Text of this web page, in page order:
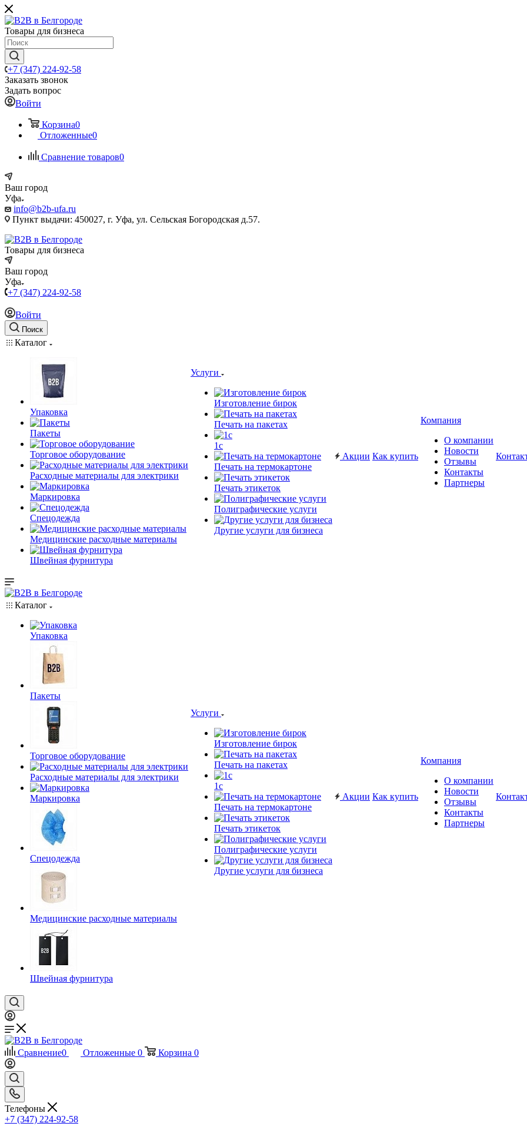
Товары для бизнеса
+7 (347) 224-92-58
Заказать звонок
Задать вопрос
Войти
Корзина0
Отложенные0
Сравнение товаров0
Ваш город
Уфа
info@b2b-ufa.ru
Пункт выдачи: 450027, г. Уфа, ул. Сельская Богородская д.57.
Товары для бизнеса
Ваш город
Уфа
+7 (347) 224-92-58
Войти
Поиск
Каталог
Упаковка
Пакеты
Торговое оборудование
Расходные материалы для электрики
Маркировка
Спецодежда
Медицинские расходные материалы
Швейная фурнитура
Услуги
Изготовление бирок
Печать на пакетах
1c
Печать на термокартоне
Печать этикеток
Полиграфические услуги
Другие услуги для бизнеса
Акции Как купить
Компания
О компании
Новости
Отзывы
Контакты
Партнеры
Каталог
Упаковка
Пакеты
Торговое оборудование
Расходные материалы для электрики
Маркировка
Спецодежда
Медицинские расходные материалы
Швейная фурнитура
Услуги
Изготовление бирок
Печать на пакетах
1c
Печать на термокартоне
Печать этикеток
Полиграфические услуги
Другие услуги для бизнеса
Акции Как купить
Компания
О компании
Новости
Отзывы
Контакты
Партнеры
Сравнение0 Отложенные 0 Корзина 0
Телефоны
+7 (347) 224-92-58